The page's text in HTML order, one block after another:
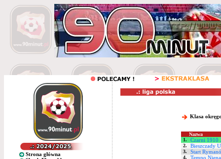
Strona główna
Klasa
Nazwa
1.
Czarni 1910
2. Bieszczady
3. Start
4. Tempo